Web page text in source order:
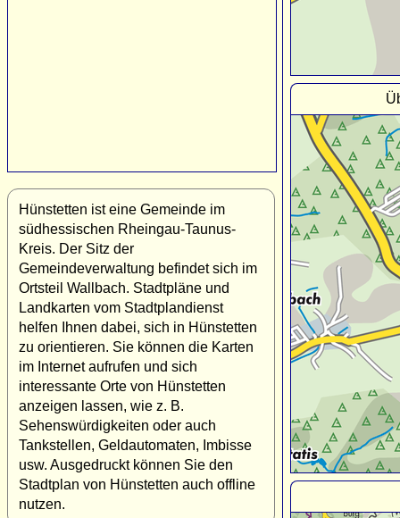
Hünstetten ist eine Gemeinde im
südhessischen Rheingau-Taunus-
Kreis. Der Sitz der
Gemeindeverwaltung befindet sich im
Ortsteil Wallbach. Stadtpläne und
Landkarten vom Stadtplandienst
helfen Ihnen dabei, sich in Hünstetten
zu orientieren. Sie können die Karten
im Internet aufrufen und sich
interessante Orte von Hünstetten
anzeigen lassen, wie z. B.
Sehenswürdigkeiten oder auch
Tankstellen, Geldautomaten, Imbisse
usw. Ausgedruckt können Sie den
Stadtplan von Hünstetten auch offline
nutzen.